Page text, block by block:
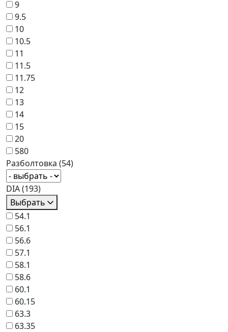
9
9.5
10
10.5
11
11.5
11.75
12
13
14
15
20
580
Разболтовка (54)
DIA(193)
Выбрать
54.1
56.1
56.6
57.1
58.1
58.6
60.1
60.15
63.3
63.35